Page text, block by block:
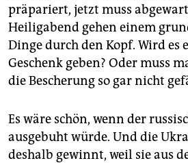
präpariert, jetzt muss
Heiligabend gehen einem
Dinge durch den Kopf. Wird es
Geschenk geben? Oder muss
die Bescherung so gar nicht
Es wäre schön, wenn der
ausgebuht würde. Und die
deshalb gewinnt, weil sie aus